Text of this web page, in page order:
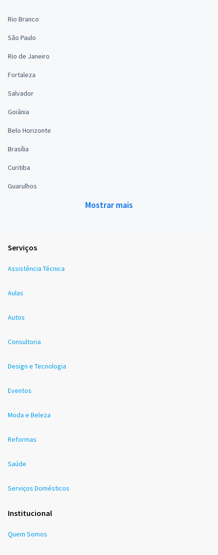
Rio Branco
São Paulo
Rio de Janeiro
Fortaleza
Salvador
Goiânia
Belo Horizonte
Brasília
Curitiba
Guarulhos
Mostrar mais
Serviços
Assistência Técnica
Aulas
Autos
Consultoria
Design e Tecnologia
Eventos
Moda e Beleza
Reformas
Saúde
Serviços Domésticos
Institucional
Quem Somos